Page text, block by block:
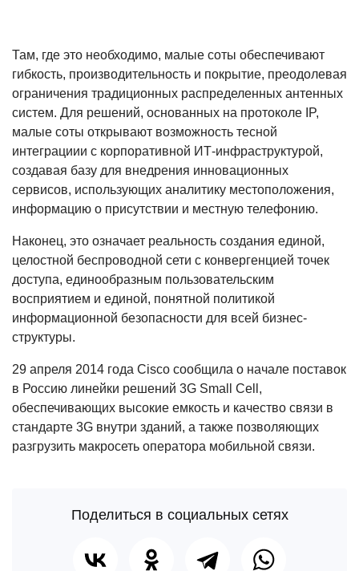
Там, где это необходимо, малые соты обеспечивают
гибкость, производительность и покрытие, преодолевая
ограничения традиционных распределенных антенных
систем. Для решений, основанных на протоколе IP,
малые соты открывают возможность тесной
интеграциии с корпоративной ИТ-инфраструктурой,
создавая базу для внедрения инновационных
сервисов, использующих аналитику местоположения,
информацию о присутствии и местную телефонию.
Наконец, это означает реальность создания единой,
целостной беспроводной сети с конвергенцией точек
доступа, единообразным пользовательским
восприятием и единой, понятной политикой
информационной безопасности для всей бизнес-
структуры.
29 апреля 2014 года Cisco сообщила о начале поставок
в Россию линейки решений 3G Small Сell,
обеспечивающих высокие емкость и качество связи в
стандарте 3G внутри зданий, а также позволяющих
разгрузить макросеть оператора мобильной связи.
Поделиться в социальных сетях